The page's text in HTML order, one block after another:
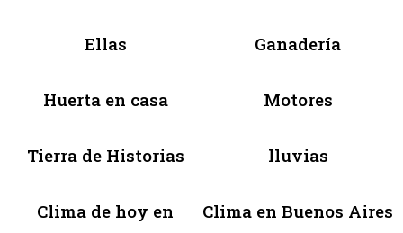
Ellas Ganadería
Huerta en casa Motores
Tierra de Historias lluvias
Clima de hoy en
Clima en Buenos Aires